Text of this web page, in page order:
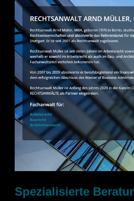
Spezialisierte